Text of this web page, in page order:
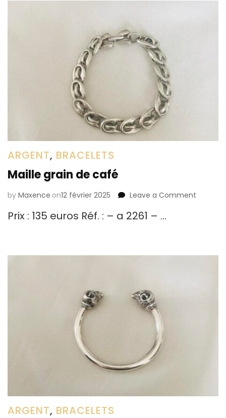
ARGENT, BRACELETS
Maille grain de café
by Maxence on12 février 2025 Leave a Comment
Prix : 135 euros Réf. : – a 2261 – …
ARGENT, BRACELETS